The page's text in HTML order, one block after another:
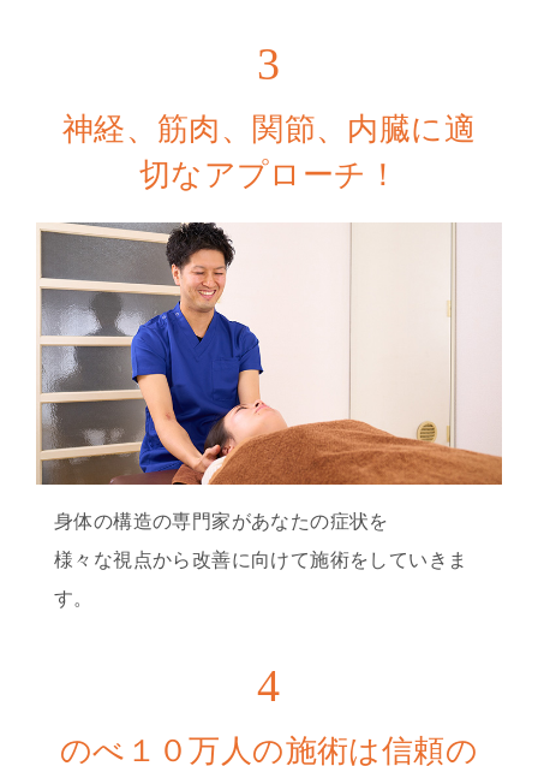
3
神経、筋肉、関節、内臓に適
切なアプローチ！
身体の構造の専門家があなたの症状を
様々な視点から改善に向けて施術をしていきま
す。
4
のべ１０万人の施術は信頼の